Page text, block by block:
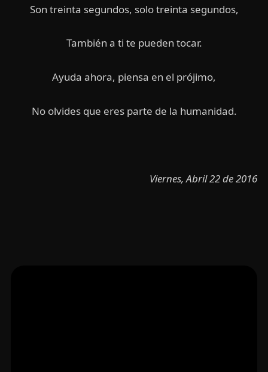
Son treinta segundos, solo treinta segundos,
También a ti te pueden tocar.
Ayuda ahora, piensa en el prójimo,
No olvides que eres parte de la humanidad.
Viernes, Abril 22 de 2016